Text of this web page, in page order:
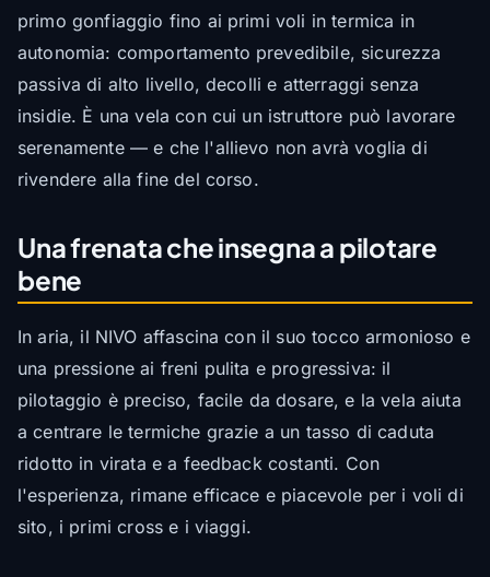
primo gonfiaggio fino ai primi voli in termica in
autonomia: comportamento prevedibile, sicurezza
passiva di alto livello, decolli e atterraggi senza
insidie. È una vela con cui un istruttore può lavorare
serenamente — e che l'allievo non avrà voglia di
rivendere alla fine del corso.
Una frenata che insegna a pilotare
bene
In aria, il NIVO affascina con il suo tocco armonioso e
una pressione ai freni pulita e progressiva: il
pilotaggio è preciso, facile da dosare, e la vela aiuta
a centrare le termiche grazie a un tasso di caduta
ridotto in virata e a feedback costanti. Con
l'esperienza, rimane efficace e piacevole per i voli di
sito, i primi cross e i viaggi.